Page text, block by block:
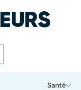
Santé